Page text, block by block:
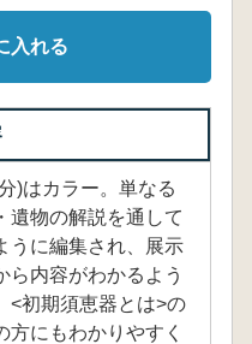
入れる
)はカラー。単なる
遺物の解説を通して
うに編集され、展示
ら内容がわかるよう
<初期須恵器とは>の
方にもわかりやすく